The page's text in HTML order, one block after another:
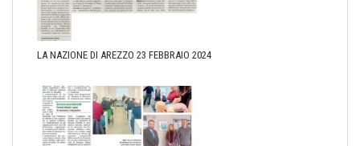
LA NAZIONE DI AREZZO 23 FEBBRAIO 2024